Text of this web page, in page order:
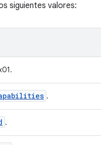
siguientes valores:
.
.